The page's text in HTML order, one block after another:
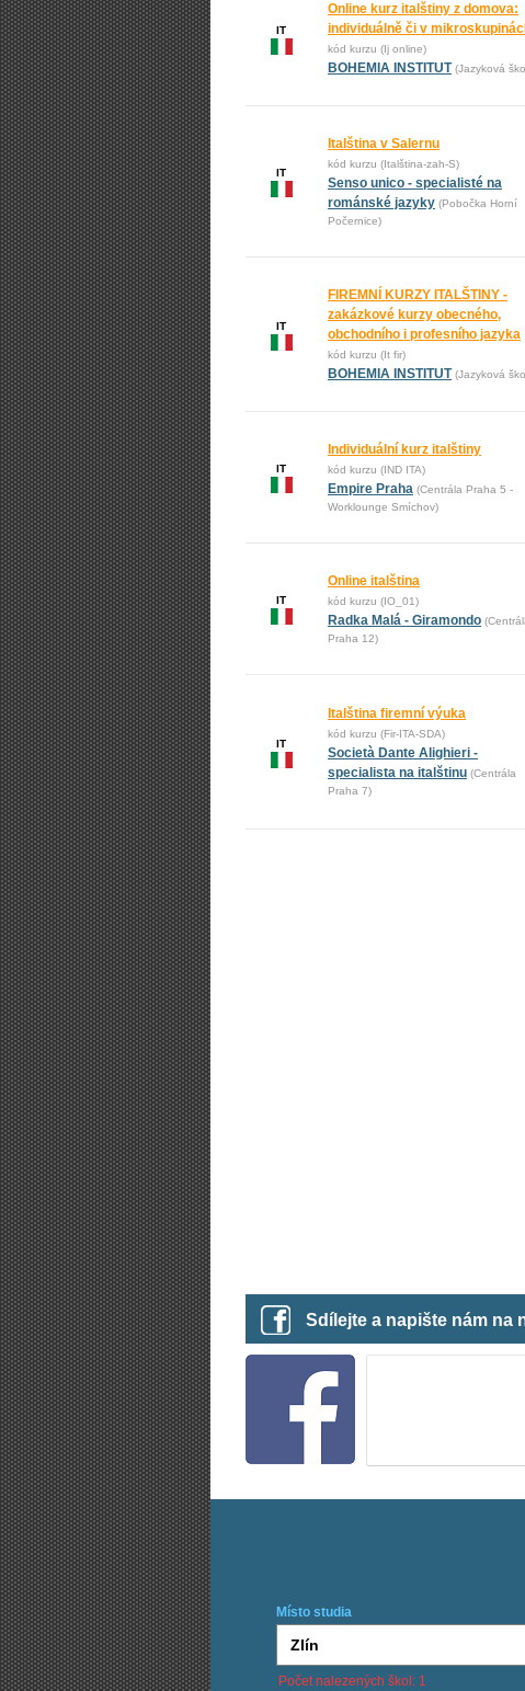
IT
Online kurz italštiny z domova:
individuálně či v
kód kurzu (Ij online)
BOHEMIA INSTITUT (Jazyková
IT
Italština v Salernu
kód kurzu (Italština-zah-S)
Senso unico - specialisté na
románské jazyky (Pobočka Horní
Počernice)
IT
FIREMNÍ KURZY ITALŠTINY -
zakázkové kurzy obecného,
obchodního i profesního jazyka
kód kurzu (It fir)
BOHEMIA INSTITUT (Jazyková
IT
Individuální kurz italštiny
kód kurzu (IND ITA)
Empire Praha (Centrála Praha 5 -
Worklounge Smíchov)
IT
Online italština
kód kurzu (IO_01)
Radka Malá - Giramondo
Praha 12)
IT
Italština firemní výuka
kód kurzu (Fir-ITA-SDA)
Società Dante Alighieri -
specialista na italštinu (Centrála
Praha 7)
Sdílejte a napište nám na
Místo studia
Počet nalezených škol: 1